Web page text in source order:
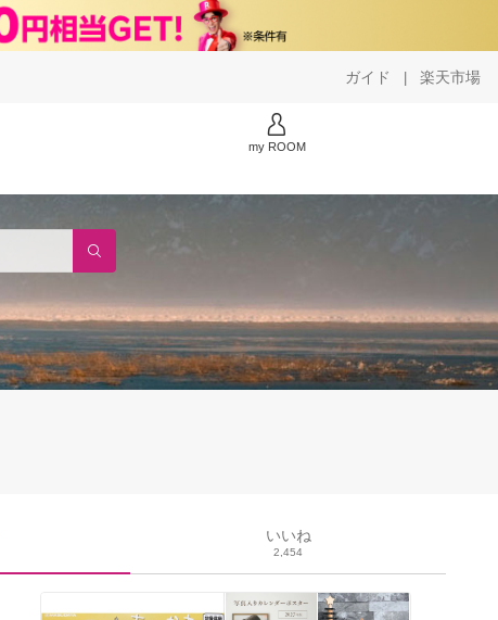
ガイド | 楽天市場
my ROOM
いいね
2,454